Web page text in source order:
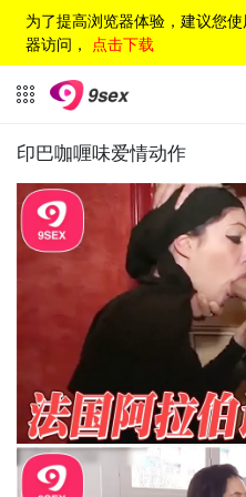
为了提高浏览器体验，建议您
器访问， 点击下载
印巴咖喱味爱情动作